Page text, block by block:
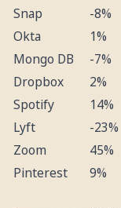
Snap
-8%
Okta
1%
Mongo DB
-7%
Dropbox
2%
Spotify
14%
Lyft
-23%
Zoom
45%
Pinterest
9%